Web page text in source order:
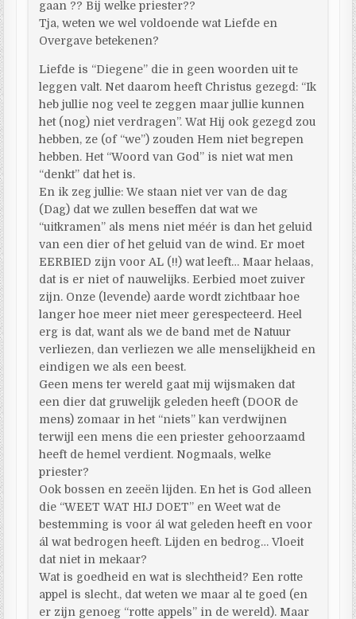
gaan ?? Bij welke priester??
Tja, weten we wel voldoende wat Liefde en
Overgave betekenen?
Liefde is “Diegene” die in geen woorden uit te
leggen valt. Net daarom heeft Christus gezegd: “Ik
heb jullie nog veel te zeggen maar jullie kunnen
het (nog) niet verdragen”. Wat Hij ook gezegd zou
hebben, ze (of “we”) zouden Hem niet begrepen
hebben. Het “Woord van God” is niet wat men
“denkt” dat het is.
En ik zeg jullie: We staan niet ver van de dag
(Dag) dat we zullen beseffen dat wat we
“uitkramen” als mens niet méér is dan het geluid
van een dier of het geluid van de wind. Er moet
EERBIED zijn voor AL (!!) wat leeft… Maar helaas,
dat is er niet of nauwelijks. Eerbied moet zuiver
zijn. Onze (levende) aarde wordt zichtbaar hoe
langer hoe meer niet meer gerespecteerd. Heel
erg is dat, want als we de band met de Natuur
verliezen, dan verliezen we alle menselijkheid en
eindigen we als een beest.
Geen mens ter wereld gaat mij wijsmaken dat
een dier dat gruwelijk geleden heeft (DOOR de
mens) zomaar in het “niets” kan verdwijnen
terwijl een mens die een priester gehoorzaamd
heeft de hemel verdient. Nogmaals, welke
priester?
Ook bossen en zeeën lijden. En het is God alleen
die “WEET WAT HIJ DOET” en Weet wat de
bestemming is voor ál wat geleden heeft en voor
ál wat bedrogen heeft. Lijden en bedrog… Vloeit
dat niet in mekaar?
Wat is goedheid en wat is slechtheid? Een rotte
appel is slecht., dat weten we maar al te goed (en
er zijn genoeg “rotte appels” in de wereld). Maar